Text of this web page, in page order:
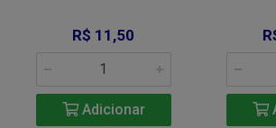
R$ 11,50
Adicionar